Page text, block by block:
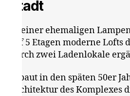
Stadt
In einer ehemaligen
auf 5 Etagen moderne Lofts
durch zwei Ladenlokale
Erbaut in den späten 50er
Architektur des Komplexes